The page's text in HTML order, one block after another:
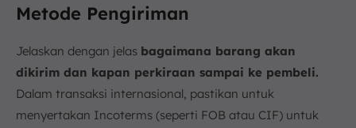
Metode Pengiriman
Jelaskan dengan jelas bagaimana barang akan
dikirim dan kapan perkiraan sampai ke pembeli.
Dalam transaksi internasional, pastikan untuk
menyertakan Incoterms (seperti FOB atau CIF) untuk